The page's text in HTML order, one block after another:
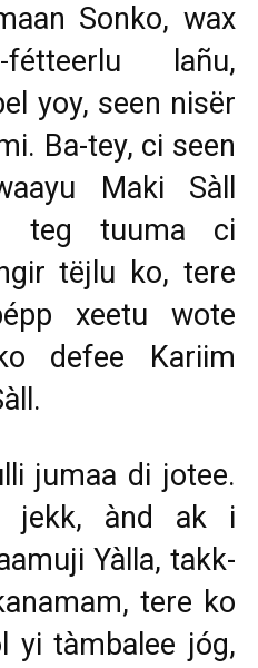
Sonko, wax
lañu,
yoy, seen nisër
Ba-tey, ci seen
Maki Sàll
teg tuuma ci
tëjlu ko, tere
xeetu wote
defee Kariim
jumaa di jotee.
jekk, ànd ak i
Yàlla, takk-
tere ko
yi tàmbalee jóg,